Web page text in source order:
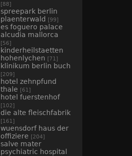
[88]
spreepark berlin
plaenterwald [99]
es foguero palace
alcudia mallorca
[56]
kinderheilstaetten
hohenlychen [71]
klinikum berlin buch
[209]
hotel zehnpfund
thale [61]
hotel fuerstenhof
[102]
die alte fleischfabrik
[161]
wuensdorf haus der
offiziere [204]
salve mater
psychiatric hospital